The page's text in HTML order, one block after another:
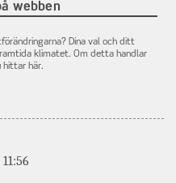
webben
Dina val och ditt
klimatet. Om detta handlar
hittar här.